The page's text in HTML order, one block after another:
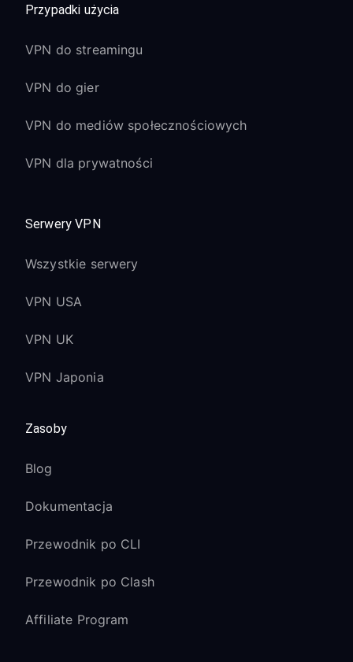
Przypadki użycia
VPN do streamingu
VPN do gier
VPN do mediów społecznościowych
VPN dla prywatności
Serwery VPN
Wszystkie serwery
VPN USA
VPN UK
VPN Japonia
Zasoby
Blog
Dokumentacja
Przewodnik po CLI
Przewodnik po Clash
Affiliate Program